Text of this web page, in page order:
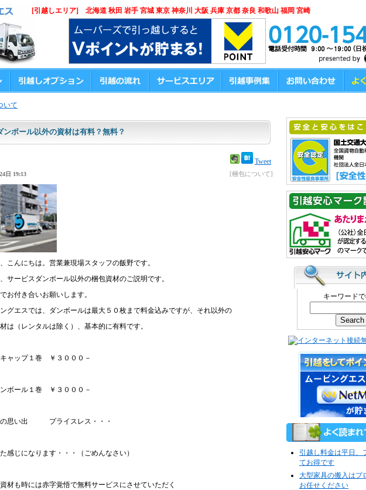
いて
ンボール以外の資材は有料？無料？
Tweet
[梱包について]
日 19:13
こんにちは。営業兼現場スタッフの飯野です。
サービスダンボール以外の梱包資材のご説明です。
お付き合いお願いします。
グエスでは、ダンボールは最大５０枚まで料金込みですが、それ以外の
は（レンタルは除く）、基本的に有料です。
ャップ１巻 ￥３０００－
ボール１巻 ￥３０００－
の思い出 プライスレス・・・
感じになります・・・（ごめんなさい）
材も時には赤字覚悟で無料サービスにさせていただく
キーワード
引越し料金は平日、
てお得です
大型家具の搬入はプ
お任せください
[引越しエリア] 北海道 秋田 岩手 宮城 東京 神奈川 大阪 兵庫 京都 奈良 和歌山 福岡 宮崎